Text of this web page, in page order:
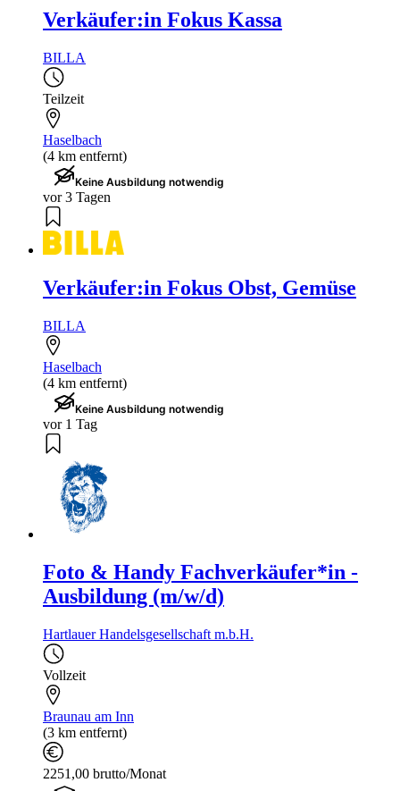
Verkäufer:in Fokus Kassa
BILLA
Teilzeit
Haselbach
(4 km entfernt)
Keine Ausbildung notwendig
vor 3 Tagen
Verkäufer:in Fokus Obst, Gemüse
BILLA
Haselbach
(4 km entfernt)
Keine Ausbildung notwendig
vor 1 Tag
Foto & Handy Fachverkäufer*in -
Ausbildung (m/w/d)
Hartlauer Handelsgesellschaft m.b.H.
Vollzeit
Braunau am Inn
(3 km entfernt)
2251,00 brutto/Monat